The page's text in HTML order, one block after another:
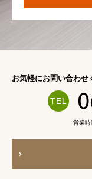
お気軽にお問い合わせ
営業